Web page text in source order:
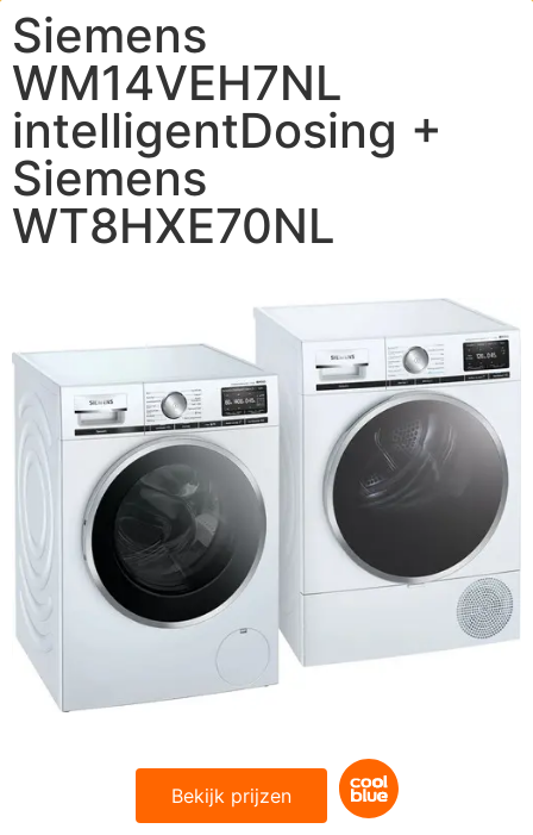
Siemens
WM14VEH7NL
intelligentDosing +
Siemens
WT8HXE70NL
Klik op de knop en bekijk de goedkoopste
Siemens
WM14VEH7NL
intelligentDosing +
Siemens
WT8HXE70NL
Bekijk prijzen